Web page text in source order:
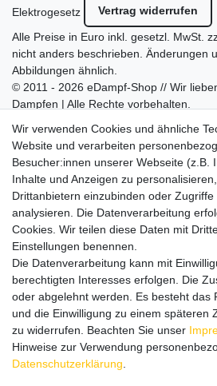
Elektrogesetz
Vertrag widerrufen
Alle Preise in Euro inkl. gesetzl. MwSt.
nicht anders beschrieben. Änderungen
Abbildungen ähnlich.
© 2011 - 2026 eDampf-Shop // Wir
Dampfen | Alle Rechte vorbehalten.
Bitte entschuldigen Sie, wenn wir
betrieblicher Auslastung nicht
Schreiben Sie uns gerne eine E-Mail
und der Bitte um
Wir rufen Sie
Wir versenden in die
Versandkostenfrei (DE)
Wir verwenden Cookies und ähnliche
Website und verarbeiten
Besucher:innen unserer Webseite (z.B.
Inhalte und Anzeigen zu
Drittanbietern einzubinden oder
analysieren. Die Datenverarbeitung
Cookies. Wir teilen diese Daten mit
Einstellungen benennen.
Die Datenverarbeitung kann mit
berechtigten Interesses erfolgen. Die
oder abgelehnt werden. Es besteht das
und die Einwilligung zu einem späteren
zu widerrufen. Beachten Sie unser
Hinweise zur Verwendung
Daten­schutz­erklärung